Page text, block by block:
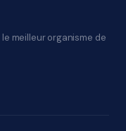
meilleur organisme de